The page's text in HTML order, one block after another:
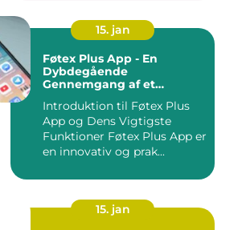
15. jan
Føtex Plus App - En
Dybdegående
Gennemgang af et
Indkøbsoplevelse
Introduktion til Føtex Plus
App og Dens Vigtigste
Funktioner Føtex Plus App er
en innovativ og prak...
15. jan